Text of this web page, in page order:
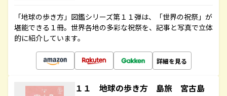
「地球の歩き方」図鑑シリーズ第１１弾は、「世界の祝祭」が
堪能できる１冊。世界各地の多彩な祝祭を、記事と写真で立体
的に紹介しています。
詳細を見る
１１ 地球の歩き方 島旅 宮古島